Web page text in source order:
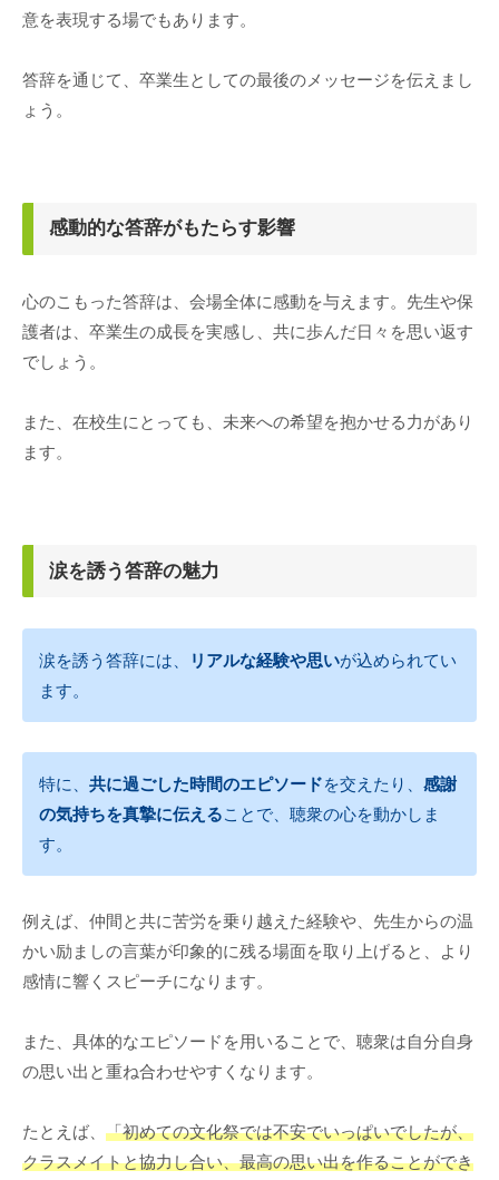
意を表現する場でもあります。
答辞を通じて、卒業生としての最後のメッセージを伝えまし
ょう。
感動的な答辞がもたらす影響
心のこもった答辞は、会場全体に感動を与えます。先生や保
護者は、卒業生の成長を実感し、共に歩んだ日々を思い返す
でしょう。
また、在校生にとっても、未来への希望を抱かせる力があり
ます。
涙を誘う答辞の魅力
涙を誘う答辞には、 リアルな経験や思いが込められてい
ます。
特に、 共に過ごした時間のエピソードを交えたり、 感謝
の気持ちを真摯に伝えることで、聴衆の心を動かしま
す。
例えば、仲間と共に苦労を乗り越えた経験や、先生からの温
かい励ましの言葉が印象的に残る場面を取り上げると、より
感情に響くスピーチになります。
また、具体的なエピソードを用いることで、聴衆は自分自身
の思い出と重ね合わせやすくなります。
たとえば、 「初めての文化祭では不安でいっぱいでしたが、
クラスメイトと協力し合い、最高の思い出を作ることができ